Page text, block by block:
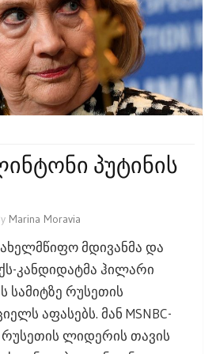
Პუტინის
Marina Moravia
მდივანმა და
კანდიდატმა ჰილარი
სამიტზე რუსეთის
აფასებს. მან MSNBC-
რუსეთის ლიდერის თავის